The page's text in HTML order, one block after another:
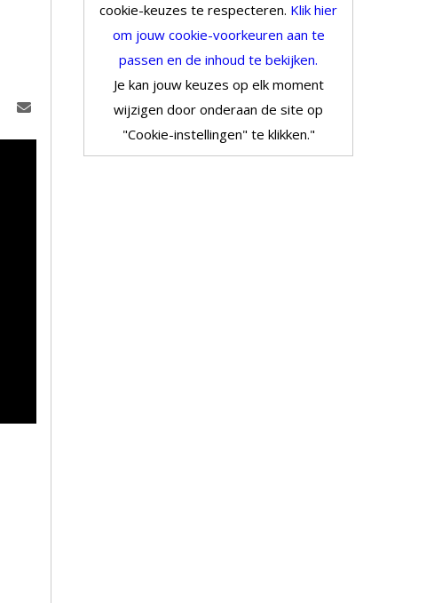
cookie-keuzes te respecteren. Klik hier
om jouw cookie-voorkeuren aan te
passen en de inhoud te bekijken.
Je kan jouw keuzes op elk moment
wijzigen door onderaan de site op
"Cookie-instellingen" te klikken."